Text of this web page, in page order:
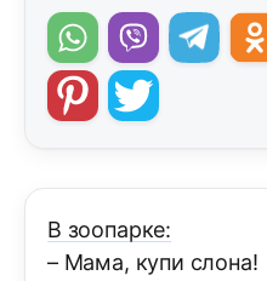
В зоопарке:
– Мама, купи слона!